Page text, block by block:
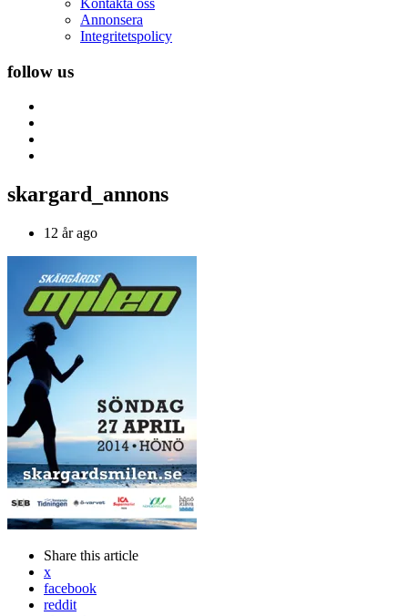
Kontakta oss
Annonsera
Integritetspolicy
follow us
skargard_annons
12 år ago
Share this article
x
facebook
reddit